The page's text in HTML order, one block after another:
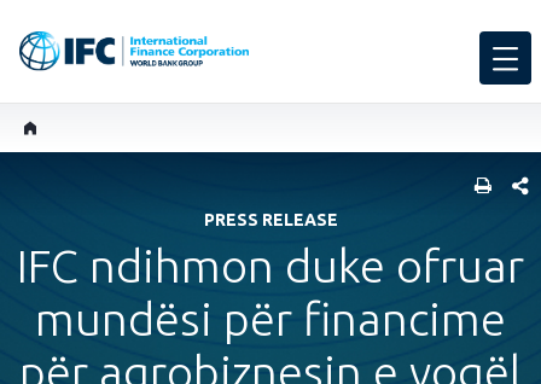
PRESS RELEASE
IFC ndihmon duke ofruar
mundësi për financime
për agrobiznesin e vogël